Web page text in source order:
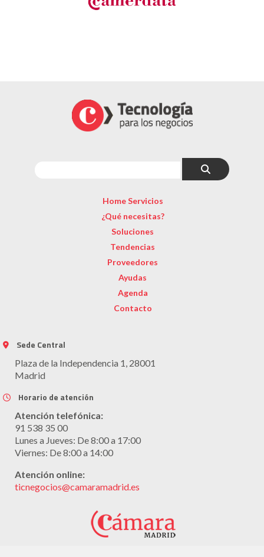
Home Servicios
¿Qué necesitas?
Soluciones
Tendencias
Proveedores
Ayudas
Agenda
Contacto
Sede Central
Plaza de la Independencia 1, 28001
Madrid
Horario de atención
Atención telefónica:
91 538 35 00
Lunes a Jueves: De 8:00 a 17:00
Viernes: De 8:00 a 14:00
Atención online:
ticnegocios@camaramadrid.es